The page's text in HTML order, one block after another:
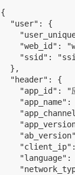
{
  "user": {
"web_id":
"ssid":
  },
  "header": {
"app_id": "
"app_name":
"language":